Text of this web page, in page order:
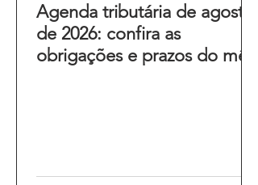
Agenda tributária de agosto
de 2026: confira as
obrigações e prazos do mês